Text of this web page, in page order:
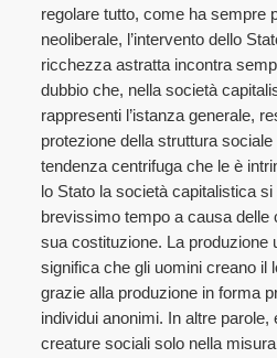
regolare tutto, come ha sempre
neoliberale, l’intervento dello
ricchezza astratta incontra
dubbio che, nella società
rappresenti l’istanza generale,
protezione della struttura
tendenza centrifuga che le è
lo Stato la società capitalistica
brevissimo tempo a causa delle
sua costituzione. La produzione
significa che gli uomini creano il
grazie alla produzione in forma
individui anonimi. In altre
creature sociali solo nella